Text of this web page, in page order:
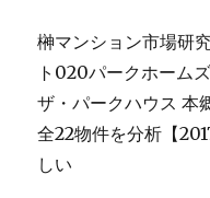
榊マンション市場研
ト020パークホーム
ザ・パークハウス 本
全22物件を分析【
しい